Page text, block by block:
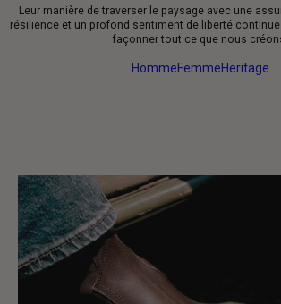
Leur manière de traverser le paysage avec une
résilience et un profond sentiment de liberté continue
façonner tout ce que nous
HommeFemmeHeritage